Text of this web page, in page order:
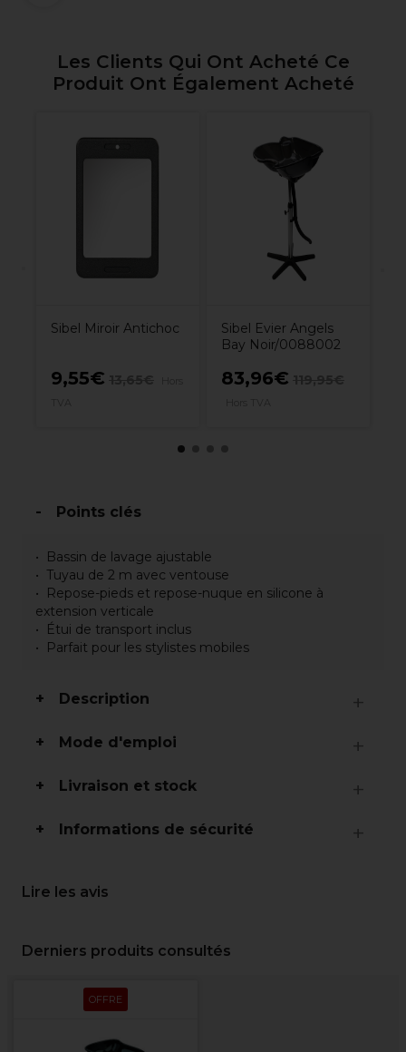
Les Clients Qui Ont Acheté Ce
Produit Ont Également Acheté
Sibel Miroir Antichoc
9,55€
Sibel Evier Angels
Bay Noir/0088002
83,96€
Points clés
Bassin de lavage ajustable
Tuyau de 2 m avec ventouse
Repose-pieds et repose-nuque en silicone à
extension verticale
Étui de transport inclus
Parfait pour les stylistes mobiles
Description
Mode d'emploi
Livraison et stock
Informations de sécurité
Lire les avis
Derniers produits consultés
OFFRE